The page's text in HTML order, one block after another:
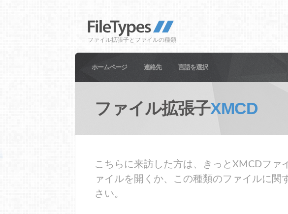
ファイル拡張子とファイルの種類
ホームページ 連絡先 言語を選択
ファイル拡張子XMCD
こちらに来訪した方は、きっとXMCDファ
ァイルを開くか、この種類のファイルに
さい。